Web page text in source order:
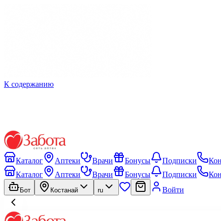
К содержанию
Каталог Аптеки Врачи Бонусы Подписки
Каталог
Аптеки Врачи Бонусы Подписки
Бот Костанай ru Войти